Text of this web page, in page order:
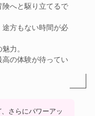
へと駆り立てるで
方もない時間が必
力。
の体験が待ってい
さらにパワーアッ